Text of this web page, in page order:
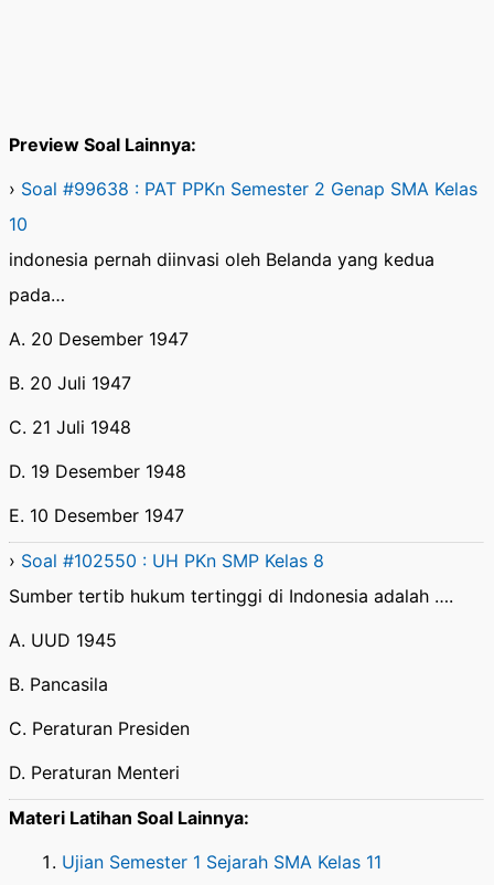
Preview Soal Lainnya:
› Soal #99638 : PAT PPKn Semester 2 Genap SMA Kelas
10
indonesia pernah diinvasi oleh Belanda yang kedua
pada…
A. 20 Desember 1947
B. 20 Juli 1947
C. 21 Juli 1948
D. 19 Desember 1948
E. 10 Desember 1947
› Soal #102550 : UH PKn SMP Kelas 8
Sumber tertib hukum tertinggi di Indonesia adalah ….
A. UUD 1945
B. Pancasila
C. Peraturan Presiden
D. Peraturan Menteri
Materi Latihan Soal Lainnya:
Ujian Semester 1 Sejarah SMA Kelas 11